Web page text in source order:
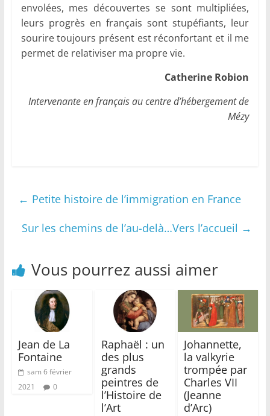
envolées, mes découvertes se sont multipliées,
leurs progrès en français sont stupéfiants, leur
sourire toujours présent est réconfortant et il me
permet de relativiser ma propre vie.
Catherine Robion
Intervenante en français au centre d’hébergement de
Mézy
← Petite histoire de l’immigration en France
Sur les chemins de l’au-delà…Vers l’accueil →
Vous pourrez aussi aimer
Jean de La
Fontaine
sam 6 février
2021
0
Raphaël : un
des plus
grands
peintres de
l’Histoire de
l’Art
Johannette,
la valkyrie
trompée par
Charles VII
(Jeanne
d’Arc)